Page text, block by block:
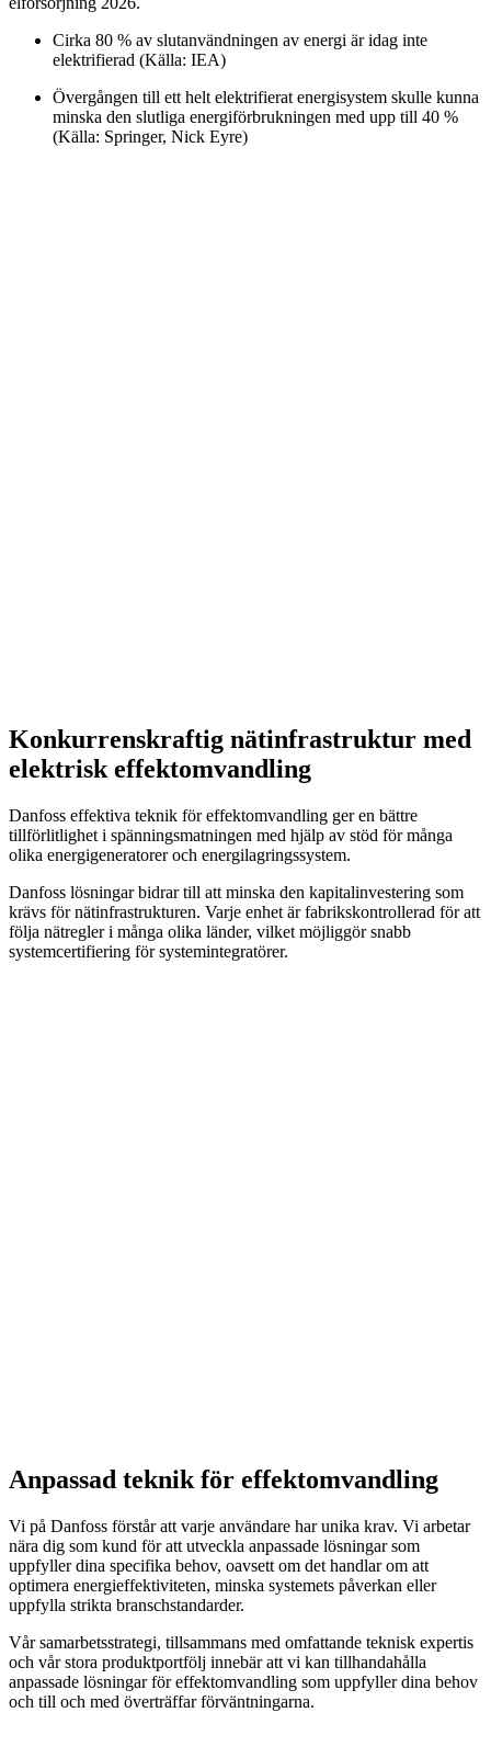
Cirka 80 % av slutanvändningen av energi är idag inte
elektrifierad (Källa: IEA)
Övergången till ett helt elektrifierat energisystem skulle kunna
minska den slutliga energiförbrukningen med upp till 40 %
(Källa: Springer, Nick Eyre)
Konkurrenskraftig nätinfrastruktur med
elektrisk effektomvandling
Danfoss effektiva teknik för effektomvandling ger en bättre
tillförlitlighet i spänningsmatningen med hjälp av stöd för många
olika energigeneratorer och energilagringssystem.
Danfoss lösningar bidrar till att minska den kapitalinvestering som
krävs för nätinfrastrukturen. Varje enhet är fabrikskontrollerad för att
följa nätregler i många olika länder, vilket möjliggör snabb
systemcertifiering för systemintegratörer.
Anpassad teknik för effektomvandling
Vi på Danfoss förstår att varje användare har unika krav. Vi arbetar
nära dig som kund för att utveckla anpassade lösningar som
uppfyller dina specifika behov, oavsett om det handlar om att
optimera energieffektiviteten, minska systemets påverkan eller
uppfylla strikta branschstandarder.
Vår samarbetsstrategi, tillsammans med omfattande teknisk expertis
och vår stora produktportfölj innebär att vi kan tillhandahålla
anpassade lösningar för effektomvandling som uppfyller dina behov
och till och med överträffar förväntningarna.